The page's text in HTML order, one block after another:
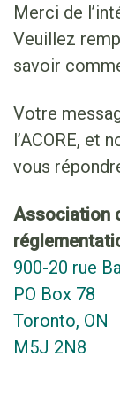
Merci de
Veuillez
savoir
Votre
l’ACORE, et
vous
Association
900-20 rue
PO Box 78
Toronto, ON
M5J 2N8